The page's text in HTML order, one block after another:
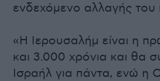
ενδεχόμενο αλλαγής
«Η Ιερουσαλήμ είναι η
και 3.000 χρόνια και θα
Ισραήλ για πάντα, ενώ η